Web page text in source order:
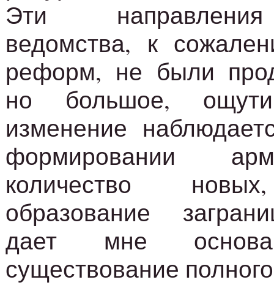
Эти
ведомства, к
реформ, не были
но большое,
изменение
формировании
количество
образование
дает мне
существование